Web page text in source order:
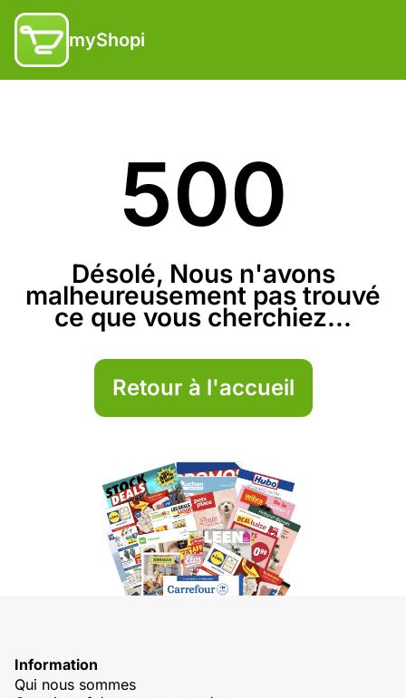
myShopi
500
Désolé, Nous n'avons
malheureusement pas trouvé
ce que vous cherchiez...
Retour à l'accueil
Information
Qui nous sommes